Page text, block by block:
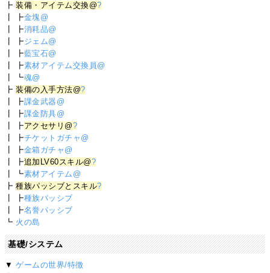
┣装備・アイテム交換@?
┃ ┣金塊@
┃ ┣消耗品@
┃ ┣ジェム@
┃ ┣藍宝石@
┃ ┣素材アイテム交換員@
┃ ┗魂@
┣装備の入手方法@?
┃ ┣課金武器@
┃ ┣課金防具@
┃ ┣アクセサリ@?
┃ ┣チケットガチャ@
┃ ┣金箱ガチャ@
┃ ┣追加LV60スキル@?
┃ ┗素材アイテム@
┣種族パッシブとスキル?
┃ ┣種族パッシブ
┃ ┣名誉パッシブ
┗ 火の島
基礎/システム
▼ゲームの世界/特徴